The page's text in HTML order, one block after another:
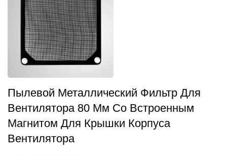
Пылевой Металлический Фильтр Для
Вентилятора 80 Мм Со Встроенным
Магнитом Для Крышки Корпуса
Вентилятора